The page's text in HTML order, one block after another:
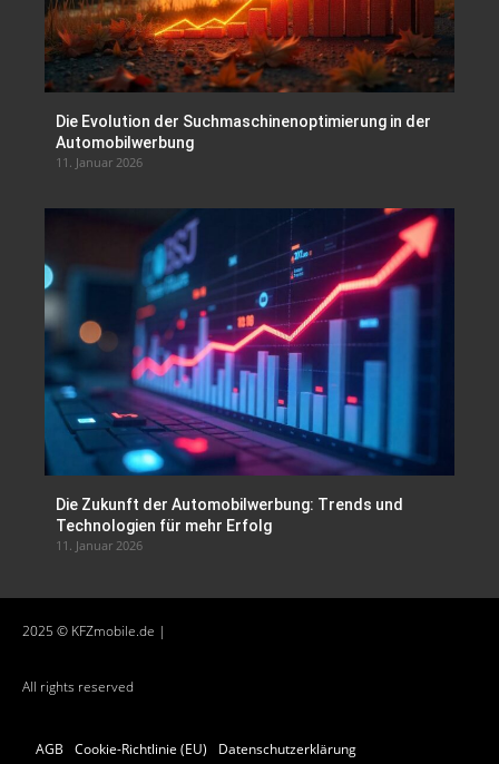
Die Evolution der Suchmaschinenoptimierung in der
Automobilwerbung
11. Januar 2026
Die Zukunft der Automobilwerbung: Trends und
Technologien für mehr Erfolg
11. Januar 2026
2025 © KFZmobile.de |
All rights reserved
AGB Cookie-Richtlinie (EU) Datenschutzerklärung